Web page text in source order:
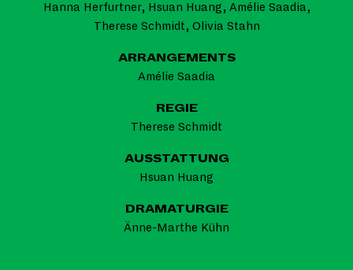
Hanna Herfurtner, Hsuan Huang, Amélie Saadia,
Therese Schmidt, Olivia Stahn
ARRANGEMENTS
Amélie Saadia
REGIE
Therese Schmidt
AUSSTATTUNG
Hsuan Huang
DRAMATURGIE
Änne-Marthe Kühn